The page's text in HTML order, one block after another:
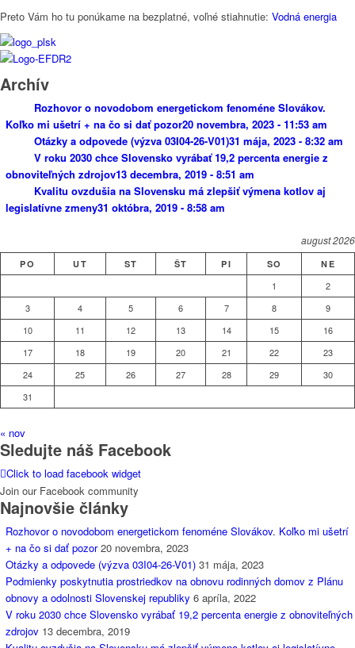
Preto Vám ho tu ponúkame na bezplatné, voľné stiahnutie: Vodná energia
Archív
Rozhovor o novodobom energetickom fenoméne Slovákov.
Koľko mi ušetrí + na čo si dať pozor20 novembra, 2023 - 11:53 am
Otázky a odpovede (výzva 03I04-26-V01)31 mája, 2023 - 8:32 am
V roku 2030 chce Slovensko vyrábať 19,2 percenta energie z
obnoviteľných zdrojov13 decembra, 2019 - 8:51 am
Kvalitu ovzdušia na Slovensku má zlepšiť výmena kotlov aj
legislatívne zmeny31 októbra, 2019 - 8:58 am
august 2026
PO UT ST ŠT PI SO NE
1
2
3
4 5 6 7 8
9
10
11 12 13 14 15
16
17
18 19 20 21 22
23
24
25 26 27 28 29
30
31
« nov
Sledujte náš Facebook
Click to load facebook widget
Join our Facebook community
Najnovšie články
Rozhovor o novodobom energetickom fenoméne Slovákov. Koľko mi ušetrí
+ na čo si dať pozor 20 novembra, 2023
Otázky a odpovede (výzva 03I04-26-V01) 31 mája, 2023
Podmienky poskytnutia prostriedkov na obnovu rodinných domov z Plánu
obnovy a odolnosti Slovenskej republiky 6 apríla, 2022
V roku 2030 chce Slovensko vyrábať 19,2 percenta energie z obnoviteľných
zdrojov 13 decembra, 2019